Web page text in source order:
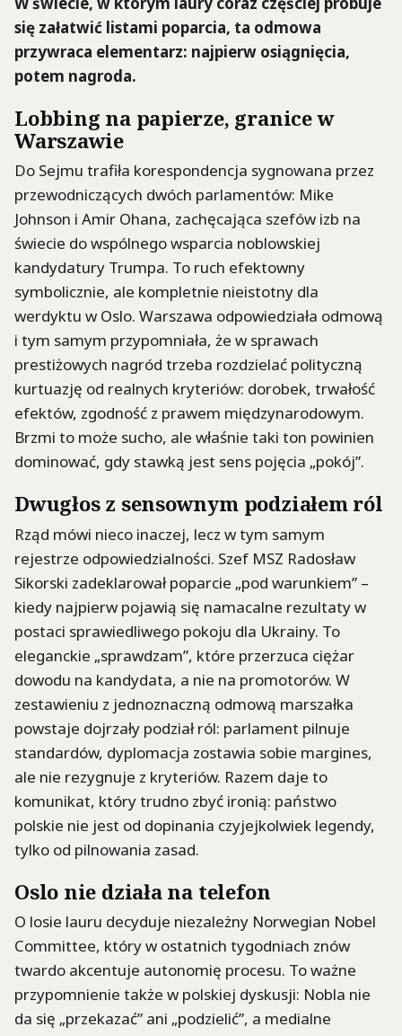
się załatwić listami poparcia, ta odmowa
przywraca elementarz: najpierw osiągnięcia,
potem nagroda.
Lobbing na papierze, granice w
Warszawie
Do Sejmu trafiła korespondencja sygnowana przez
przewodniczących dwóch parlamentów: Mike
Johnson i Amir Ohana, zachęcająca szefów izb na
świecie do wspólnego wsparcia noblowskiej
kandydatury Trumpa. To ruch efektowny
symbolicznie, ale kompletnie nieistotny dla
werdyktu w Oslo. Warszawa odpowiedziała odmową
i tym samym przypomniała, że w sprawach
prestiżowych nagród trzeba rozdzielać polityczną
kurtuazję od realnych kryteriów: dorobek, trwałość
efektów, zgodność z prawem międzynarodowym.
Brzmi to może sucho, ale właśnie taki ton powinien
dominować, gdy stawką jest sens pojęcia „pokój”.
Dwugłos z sensownym podziałem ról
Rząd mówi nieco inaczej, lecz w tym samym
rejestrze odpowiedzialności. Szef MSZ Radosław
Sikorski zadeklarował poparcie „pod warunkiem” –
kiedy najpierw pojawią się namacalne rezultaty w
postaci sprawiedliwego pokoju dla Ukrainy. To
eleganckie „sprawdzam”, które przerzuca ciężar
dowodu na kandydata, a nie na promotorów. W
zestawieniu z jednoznaczną odmową marszałka
powstaje dojrzały podział ról: parlament pilnuje
standardów, dyplomacja zostawia sobie margines,
ale nie rezygnuje z kryteriów. Razem daje to
komunikat, który trudno zbyć ironią: państwo
polskie nie jest od dopinania czyjejkolwiek legendy,
tylko od pilnowania zasad.
Oslo nie działa na telefon
O losie lauru decyduje niezależny Norwegian Nobel
Committee, który w ostatnich tygodniach znów
twardo akcentuje autonomię procesu. To ważne
przypomnienie także w polskiej dyskusji: Nobla nie
da się „przekazać” ani „podzielić”, a medialne